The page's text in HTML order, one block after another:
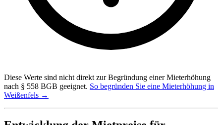
Diese Werte sind nicht direkt zur Begründung einer Mieterhöhung
nach § 558 BGB geeignet. So begründen Sie eine Mieterhöhung in
Weißenfels →